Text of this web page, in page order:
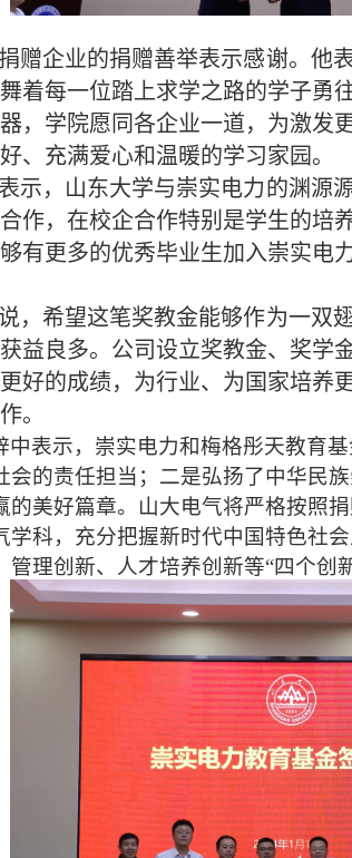
赠企业的捐赠善举表示感谢。他
着每一位踏上求学之路的学子勇
，学院愿同各企业一道，为激发
、充满爱心和温暖的学习家园。
示，山东大学与崇实电力的渊源
作，在校企合作特别是学生的培
有更多的优秀毕业生加入崇实电
，希望这笔奖教金能够作为一双
益良多。公司设立奖教金、奖学
好的成绩，为行业、为国家培养
。
中表示，崇实电力和梅格彤天教育
会的责任担当；二是弘扬了中华民
的美好篇章。山大电气将严格按照
学科，充分把握新时代中国特色社
理创新、人才培养创新等“四个创